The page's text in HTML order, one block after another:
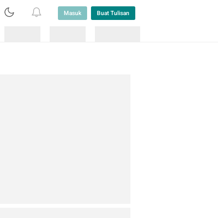
Masuk Buat Tulisan